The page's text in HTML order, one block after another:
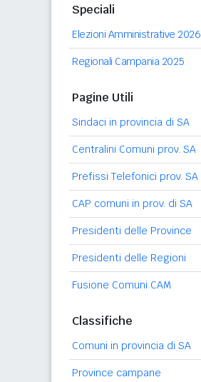
Speciali
Elezioni Amministrative 2026
Regionali Campania 2025
Pagine Utili
Sindaci in provincia di SA
Centralini Comuni prov. SA
Prefissi Telefonici prov. SA
CAP comuni in prov. di SA
Presidenti delle Province
Presidenti delle Regioni
Fusione Comuni CAM
Classifiche
Comuni in provincia di SA
Province campane